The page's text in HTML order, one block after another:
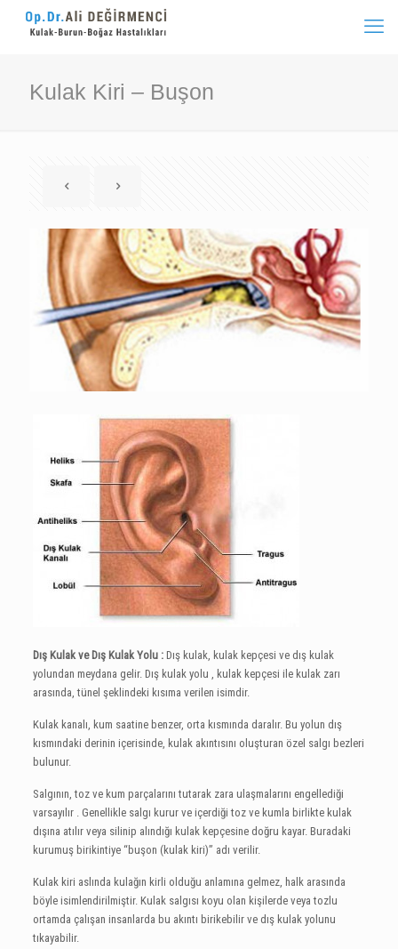
Kulak Kiri – Buşon
Dış Kulak ve Dış Kulak Yolu :Dış kulak, kulak kepçesi ve dış kulak
yolundan meydana gelir. Dış kulak yolu , kulak kepçesi ile kulak zarı
arasında, tünel şeklindeki kısıma verilen isimdir.
Kulak kanalı, kum saatine benzer, orta kısmında daralır. Bu yolun dış
kısmındaki derinin içerisinde, kulak akıntısını oluşturan özel salgı bezleri
bulunur.
Salgının, toz ve kum parçalarını tutarak zara ulaşmalarını engellediği
varsayılır . Genellikle salgı kurur ve içerdiği toz ve kumla birlikte kulak
dışına atılır veya silinip alındığı kulak kepçesine doğru kayar. Buradaki
kurumuş birikintiye “buşon (kulak kiri)” adı verilir.
Kulak kiri aslında kulağın kirli olduğu anlamına gelmez, halk arasında
böyle isimlendirilmiştir. Kulak salgısı koyu olan kişilerde veya tozlu
ortamda çalışan insanlarda bu akıntı birikebilir ve dış kulak yolunu
tıkayabilir.